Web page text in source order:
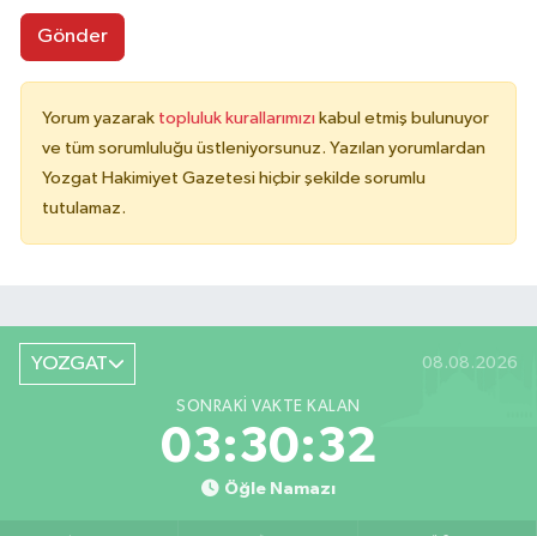
Gönder
Yorum yazarak topluluk kurallarımızı kabul etmiş bulunuyor
ve tüm sorumluluğu üstleniyorsunuz. Yazılan yorumlardan
Yozgat Hakimiyet Gazetesi hiçbir şekilde sorumlu
tutulamaz.
YOZGAT 08.08.2026
SONRAKI VAKTE KALAN
03:30:32
Öğle Namazı